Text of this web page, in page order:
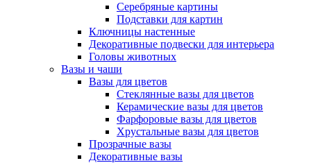
Серебряные картины
Подставки для картин
Ключницы настенные
Декоративные подвески для интерьера
Головы животных
Вазы и чаши
Вазы для цветов
Стеклянные вазы для цветов
Керамические вазы для цветов
Фарфоровые вазы для цветов
Хрустальные вазы для цветов
Прозрачные вазы
Декоративные вазы